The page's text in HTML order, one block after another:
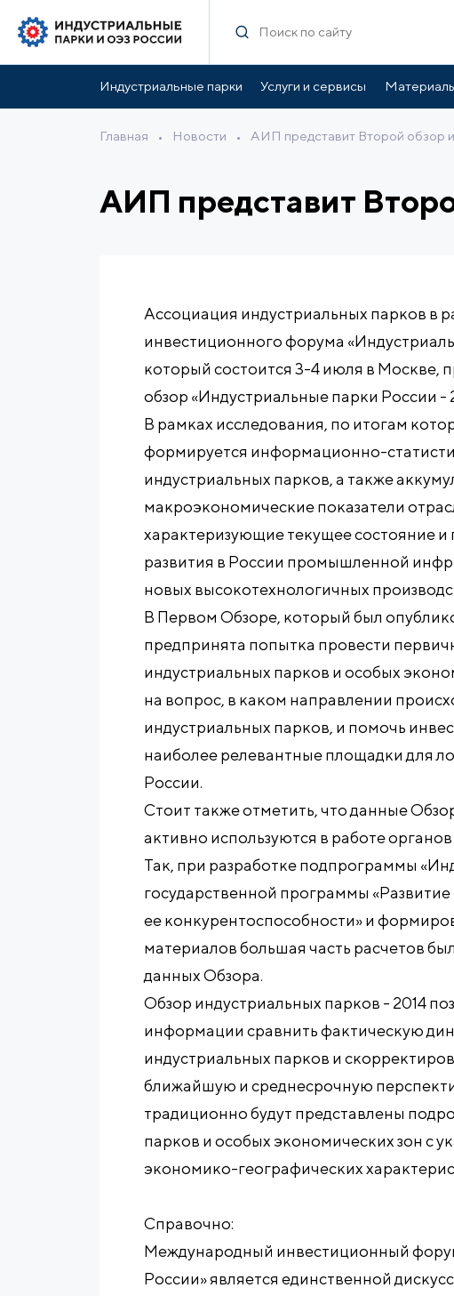
Индустриальные парки Услуги и сервисы
Главная • Новости • АИП представит Второй обзор
АИП представит
Ассоциация индустриальных парков в
инвестиционного форума
который состоится 3-4 июля в Москве,
обзор «Индустриальные парки России -
В рамках исследования, по итогам
формируется информационно-
индустриальных парков, а также
макроэкономические показатели
характеризующие текущее состояние
развития в России промышленной
новых высокотехнологичных
В Первом Обзоре, который был
предпринята попытка провести
индустриальных парков и особых
на вопрос, в каком направлении
индустриальных парков, и помочь
наиболее релевантные площадки для
России.
Стоит также отметить, что данные
активно используются в работе
Так, при разработке подпрограммы
государственной программы
ее конкурентоспособности» и
материалов большая часть расчетов
данных Обзора.
Обзор индустриальных парков - 2014
информации сравнить фактическую
индустриальных парков и
ближайшую и среднесрочную
традиционно будут представлены
парков и особых экономических зон с
экономико-географических
Справочно:
Международный инвестиционный
России» является единственной